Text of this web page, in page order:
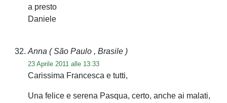
a presto
Daniele
Anna ( São Paulo , Brasile )
23 Aprile 2011 alle 13:33
Carissima Francesca e tutti,
Una felice e serena Pasqua, certo, anche ai malati,